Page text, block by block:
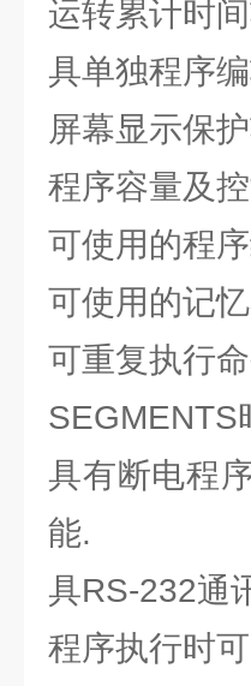
运转累计时
具单独程序编
屏幕显示保
程序容量及
可使用的程
可使用的记
可重复执行
SEGMENTS
具有断电程
能.
具RS-232通
程序执行时